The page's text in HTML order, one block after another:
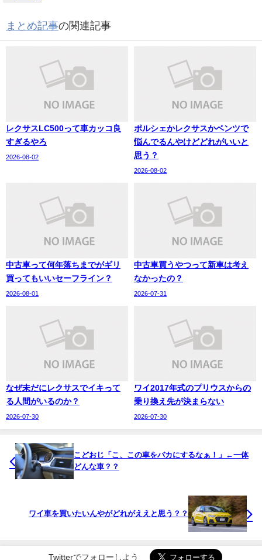
まとめ記事の関連記事
レクサスLC500って車カッコ良
すぎるやろ
2026-08-02
ポルシェかレクサスかベンツで
悩んでるんやけどどれがいいと
思う？
2026-08-02
中古車って何年落ちまでがギリ
買ってもいいセーフライン？
2026-08-01
中古車買うやつって新車は考え
なかったの？
2026-07-31
なぜ未だにレクサスでイキって
る人間がいるのか？
2026-07-30
ワイ2017年式のプリウスからの
乗り換え先が決まらない
2026-07-30
こどおじ「こ、この車をバカにするなぁ！」←一体
どんな車？？
ワイ車を買いたいんやがどれがええと思う？？
Twitterでフォローしよう